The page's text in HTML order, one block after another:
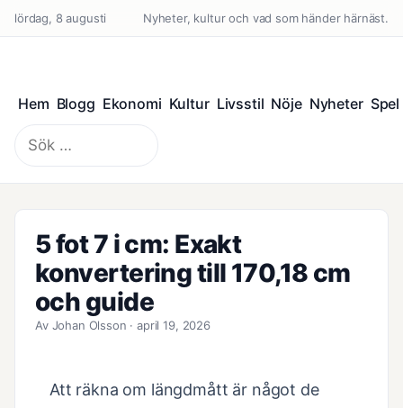
lördag, 8 augusti Nyheter, kultur och vad som händer härnäst.
Hem Blogg Ekonomi Kultur Livsstil Nöje Nyheter Spel
Sök
efter:
5 fot 7 i cm: Exakt
konvertering till 170,18 cm
och guide
Av Johan Olsson · april 19, 2026
Att räkna om längdmått är något de